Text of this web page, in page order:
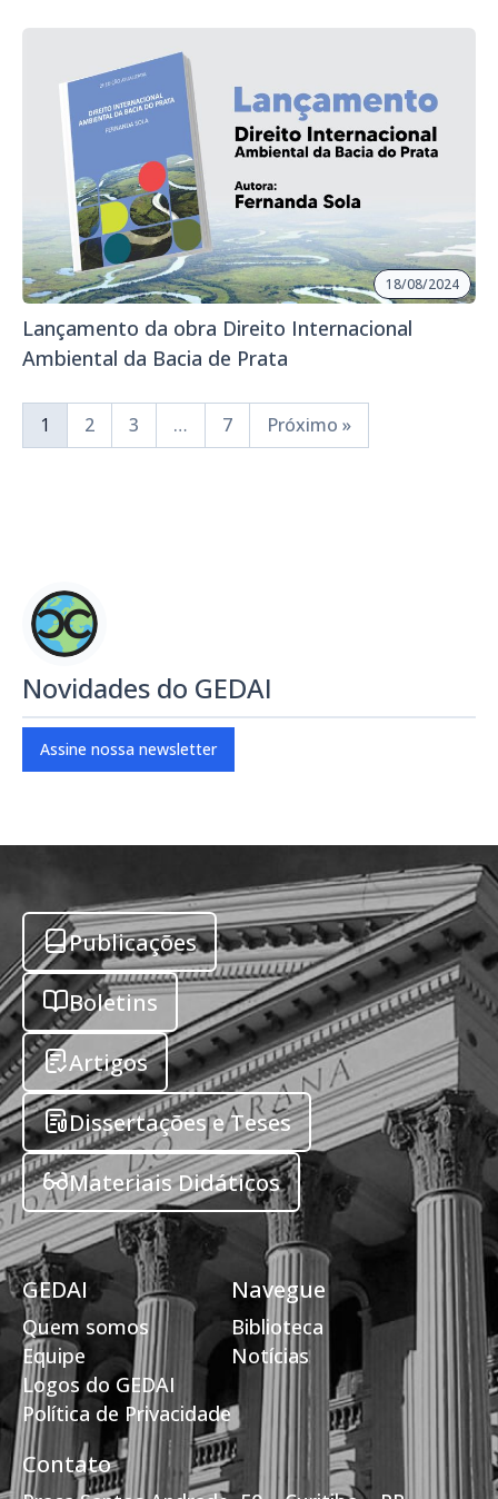
18/08/2024
Lançamento da obra Direito Internacional
Ambiental da Bacia de Prata
1 2 3 … 7 Próximo »
Novidades do GEDAI
Assine nossa newsletter
Publicações
Boletins
Artigos
Dissertações e Teses
Materiais Didáticos
GEDAI
Quem somos
Equipe
Logos do GEDAI
Política de Privacidade
Navegue
Biblioteca
Notícias
Contato